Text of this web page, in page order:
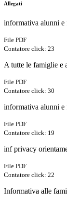
Allegati
informativa alunni e
File PDF
Contatore click: 23
A tutte le famiglie e
File PDF
Contatore click: 30
informativa alunni
File PDF
Contatore click: 19
inf privacy
File PDF
Contatore click: 22
Informativa alle